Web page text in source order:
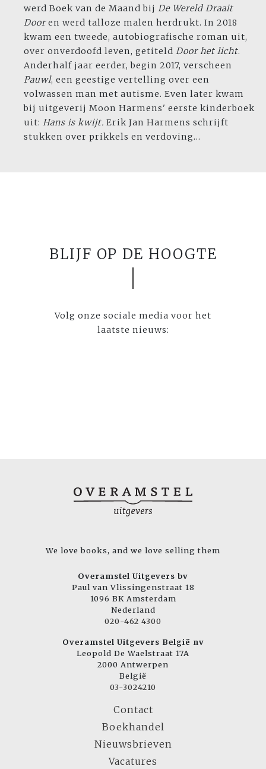
werd Boek van de Maand bij De Wereld Draait
Dooren werd talloze malen herdrukt. In 2018
kwam een tweede, autobiografische roman uit,
over onverdoofd leven, getiteld Door het licht.
Anderhalf jaar eerder, begin 2017, verscheen
Pauwl, een geestige vertelling over een
volwassen man met autisme. Even later kwam
bij uitgeverij Moon Harmens' eerste kinderboek
uit: Hans is kwijt. Erik Jan Harmens schrijft
stukken over prikkels en verdoving...
BLIJF OP DE HOOGTE
Volg onze sociale media voor het
laatste nieuws:
We love books, and we love selling them
Overamstel Uitgevers bv
Paul van Vlissingenstraat 18
1096 BK Amsterdam
Nederland
020-462 4300
Overamstel Uitgevers België nv
Leopold De Waelstraat 17A
2000 Antwerpen
België
03-3024210
Contact
Boekhandel
Nieuwsbrieven
Vacatures